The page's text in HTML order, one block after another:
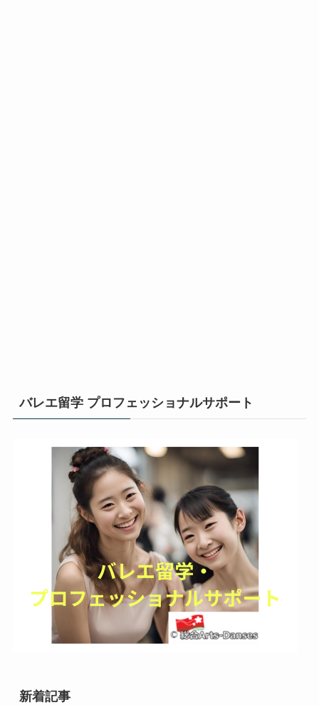
バレエ留学 プロフェッショナルサポート
新着記事